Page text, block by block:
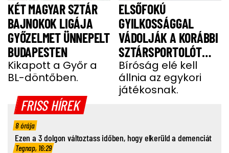
KÉT MAGYAR SZTÁR
BAJNOKOK LIGÁJA
GYŐZELMET ÜNNEPELT
BUDAPESTEN
Kikapott a Győr a
BL-döntőben.
ELSŐFOKÚ
GYILKOSSÁGGAL
VÁDOLJÁK A KORÁBBI
SZTÁRSPORTOLÓT
BARÁTNŐJE TRAGIKUS
HALÁLA MIATT
Bíróság elé kell
állnia az egykori
játékosnak.
FRISS HÍREK
8 órája
Ezen a 3 dolgon változtass időben, hogy elkerüld a demenciát
Tegnap, 16:29